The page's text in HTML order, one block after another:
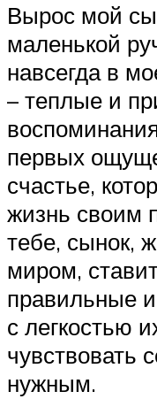
Вырос мой
маленькой
навсегда в
– теплые и
первых
счастье,
жизнь своим
тебе, сынок,
миром,
правильные
с легкостью
чувствовать
нужным.